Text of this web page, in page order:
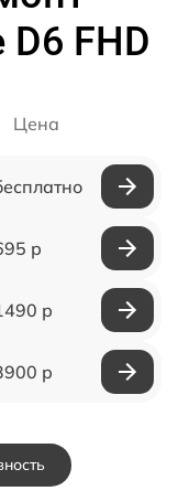
D6 FHD
Цена
р
р
р